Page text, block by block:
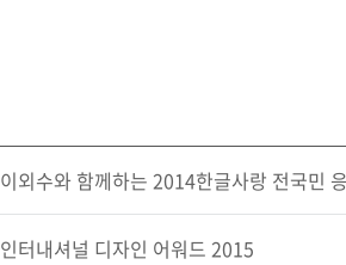
이외수와 함께하는 2014한글사랑 전국민
인터내셔널 디자인 어워드 2015